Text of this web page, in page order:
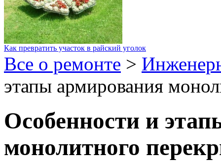
Как превратить участок в райский уголок
Все о ремонте >
этапы армирования
Особенности и
монолитного